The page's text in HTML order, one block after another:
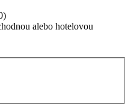
alebo hotelovou